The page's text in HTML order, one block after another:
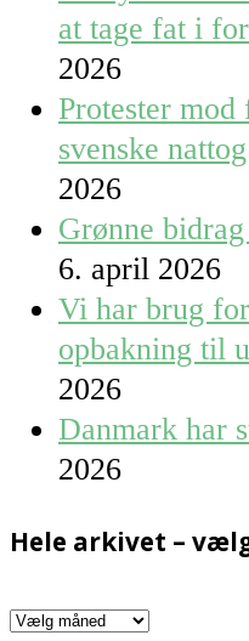
at tage fat i
2026
Protester
svenske
2026
Grønne
6. april 2026
Vi har brug
opbakning til
2026
Danmark har
2026
Hele arkivet –
Hele